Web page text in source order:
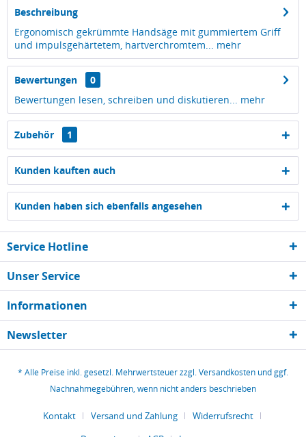
Beschreibung
Ergonomisch gekrümmte Handsäge mit gummiertem Griff
und impulsgehärtetem, hartverchromtem... mehr
Bewertungen
0
Bewertungen lesen, schreiben und diskutieren... mehr
Zubehör 1
Kunden kauften auch
Kunden haben sich ebenfalls angesehen
Service Hotline
Unser Service
Informationen
Newsletter
* Alle Preise inkl. gesetzl. Mehrwertsteuer zzgl.Versandkosten und ggf.
Nachnahmegebühren, wenn nicht anders beschrieben
Kontakt Versand und Zahlung
Widerrufsrecht